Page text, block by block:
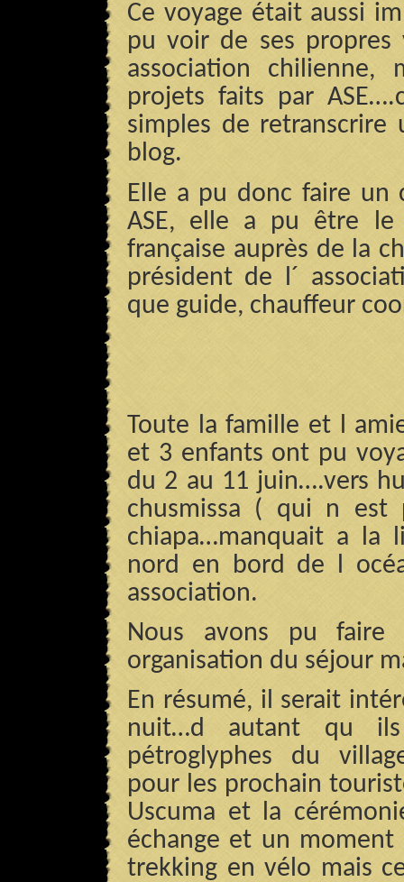
Ce voyage était aussi
pu voir de ses propres
association
projets faits par
simples de
blog.
Elle a pu donc faire un
ASE, elle a pu être le
française auprès de la
président de l´
que guide, chauffeur
Toute la famille et l
et 3 enfants ont pu
du 2 au 11 juin….vers
chusmissa ( qui n est
chiapa…manquait a la
nord en bord de l
association.
Nous avons pu
organisation du séjour
En résumé, il serait
nuit…d autant qu
pétroglyphes du
pour les prochain
Uscuma et la
échange et un
trekking en vélo mais